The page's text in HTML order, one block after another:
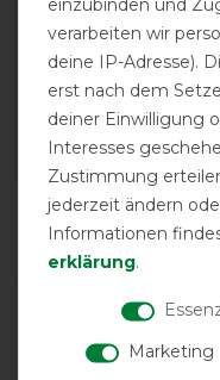
Bucas
verarbeiten wir
deine IP-Adresse).
erst nach dem
deiner Einwilligung
Interesses
Zustimmung
jederzeit ändern
Informationen
erklärung.
Marketing